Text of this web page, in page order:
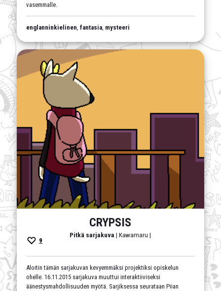
vasemmalle.
englanninkielinen,fantasia, mysteeri
CRYPSIS
Pitkä sarjakuva | Kawamaru |
9
Aloitin tämän sarjakuvan kevyemmäksi projektiksi opiskelun
ohelle. 16.11.2015 sarjakuva muuttui interaktiiviseksi
äänestysmahdollisuuden myötä. Sarjiksessa seurataan Piian